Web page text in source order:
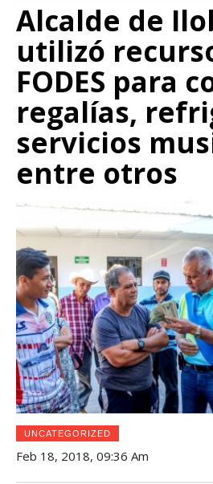
Alcalde de
utilizó
FODES para
regalías,
servicios
entre otros
UNCATEGORIZED
Feb 18, 2018, 09:36 Am